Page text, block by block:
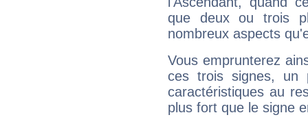
que deux ou trois
nombreux aspects
Vous emprunterez
ces trois signes, un
caractéristiques au
plus fort que le signe